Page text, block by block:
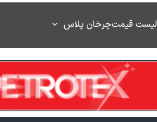
لیست قیمتچرخان پلاس